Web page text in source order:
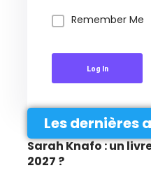
Remember Me
Log In
Les dernières
Sarah Knafo : un
2027 ?